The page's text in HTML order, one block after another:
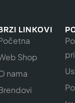
LINKOVI
Shop
nama